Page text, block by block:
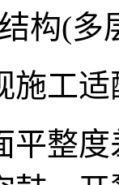
构(
工适
整度